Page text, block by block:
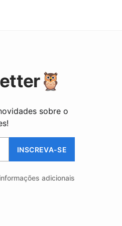
sobre o
INSCREVA-SE
adicionais